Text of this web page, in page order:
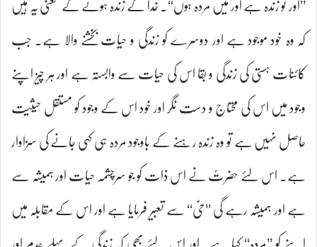
کہ وہ خود موجود ہے اور دوسرے کو زندگی و حیات بخشنے والا ہے۔ جب
کائنات ہستی کی زندگی و بقا اس کی حیات سے وابستہ ہے اور ہر چیز اپنے
وجود میں اس کی محتاج و دست نگر اور خود اس کے وجود کو مستقل حیثیت
حاصل نہیں ہے تو وہ زندہ رہنے کے باوجود مردہ ہی کہی جانے کی سزاوار
ہے۔ اس لئے حضرتؑ نے اس ذات کو جو سرچشمہ حیات اور ہمیشہ سے
ہے اور ہمیشہ رہے گی ’’حیّ‘‘ سے تعبیر فرمایا ہے اور اس کے مقابلہ میں